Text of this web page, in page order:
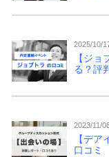
2025/10/
【ジ
る？評
2023/11/
【デ
口コミ